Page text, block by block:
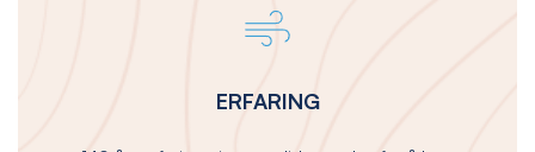
ERFARING